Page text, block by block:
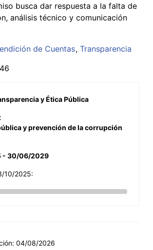
busca dar respuesta a la falta de
análisis técnico y comunicación
de Cuentas Transparencia
y Ética Pública
y prevención de la corrupción
- 30/06/2029
10/2025:
04/08/2026